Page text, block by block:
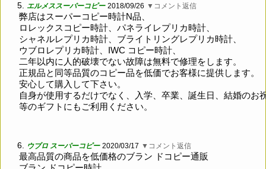
5. エルメススーパーコピー 2018/09/26 ▼コメント返信
弊店はスーパーコピー時計N品、
ロレックスコピー時計、パネライレプリカ時計、
シャネルレプリカ時計、ブライトリングレプリカ時計、
ウブロレプリカ時計、IWC コピー時計、
二年以内に人的破壊でない故障は無料で修理をします。
正規品と同等品質のコピー品を低価でお客様に提供します。
安心して購入して下さい。
自身が使用するだけでなく、入学、卒業、誕生日、結婚のお
等のギフトにもご利用ください。
6. ウブロ スーパーコピー 2020/03/17 ▼コメント返信
最高品質の商品を低価格のブラン ドコピー通販